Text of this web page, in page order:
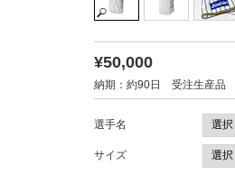
¥50,000
納期：約90日 受注生産品
選手名
サイズ